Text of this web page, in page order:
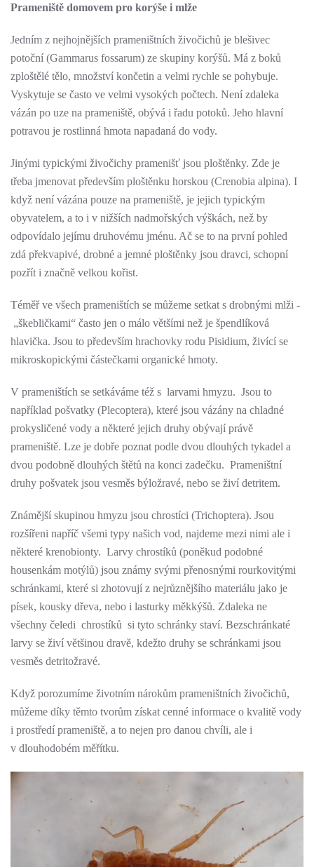
Prameniště domovem pro korýše i mlže
Jedním z nejhojnějších prameništních živočichů je blešivec
potoční (Gammarus fossarum) ze skupiny korýšů. Má z boků
zploštělé tělo, množství končetin a velmi rychle se pohybuje.
Vyskytuje se často ve velmi vysokých počtech. Není zdaleka
vázán po uze na prameniště, obývá i řadu potoků. Jeho hlavní
potravou je rostlinná hmota napadaná do vody.
Jinými typickými živočichy pramenišť jsou ploštěnky. Zde je
třeba jmenovat především ploštěnku horskou (Crenobia alpina). I
když není vázána pouze na prameniště, je jejich typickým
obyvatelem, a to i v nižších nadmořských výškách, než by
odpovídalo jejímu druhovému jménu. Ač se to na první pohled
zdá překvapivé, drobné a jemné ploštěnky jsou dravci, schopní
pozřít i značně velkou kořist.
Téměř ve všech prameništích se můžeme setkat s drobnými mlži -
„škebličkami“ často jen o málo většími než je špendlíková
hlavička. Jsou to především hrachovky rodu Pisidium, živící se
mikroskopickými částečkami organické hmoty.
V prameništích se setkáváme též s larvami hmyzu. Jsou to
například pošvatky (Plecoptera), které jsou vázány na chladné
prokysličené vody a některé jejich druhy obývají právě
prameniště. Lze je dobře poznat podle dvou dlouhých tykadel a
dvou podobně dlouhých štětů na konci zadečku. Prameništní
druhy pošvatek jsou vesměs býložravé, nebo se živí detritem.
Známější skupinou hmyzu jsou chrostíci (Trichoptera). Jsou
rozšířeni napříč všemi typy našich vod, najdeme mezi nimi ale i
některé krenobionty. Larvy chrostíků (poněkud podobné
housenkám motýlů) jsou známy svými přenosnými rourkovitými
schránkami, které si zhotovují z nejrůznějšího materiálu jako je
písek, kousky dřeva, nebo i lasturky měkkýšů. Zdaleka ne
všechny čeledi chrostíků si tyto schránky staví. Bezschránkaté
larvy se živí většinou dravě, kdežto druhy se schránkami jsou
vesměs detritožravé.
Když porozumíme životním nárokům prameništních živočichů,
můžeme díky těmto tvorům získat cenné informace o kvalitě vody
i prostředí prameniště, a to nejen pro danou chvíli, ale i
v dlouhodobém měřítku.